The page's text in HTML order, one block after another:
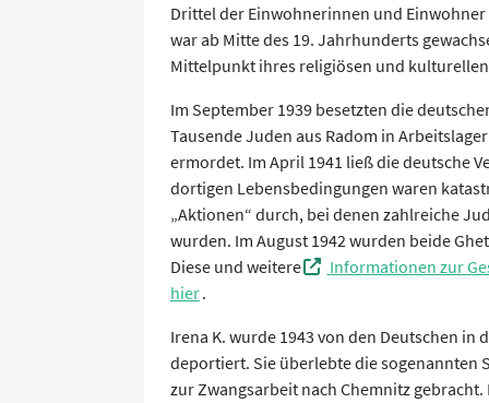
Drittel der Einwohnerinnen und
war ab Mitte des 19. Jahrhunderts
Mittelpunkt ihres religiösen und
Im September 1939 besetzten die
Tausende Juden aus Radom in
ermordet. Im April 1941 ließ die deutsche
dortigen Lebensbedingungen waren
„Aktionen“ durch, bei denen zahlreiche
wurden. Im August 1942 wurden beide
Diese und weitere
Informationen zur
hier.
Irena K. wurde 1943 von den Deutschen in
deportiert. Sie überlebte die sogenannten
zur Zwangsarbeit nach Chemnitz